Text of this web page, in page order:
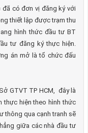
đã có đơn vị đăng ký với
thiết lập được trạm thu
hình thức đầu tư BT
tư đăng ký thực hiện.
án mở là tổ chức đấu
GTVT TP HCM, đây là
thực hiện theo hình thức
thông qua cạnh tranh sẽ
giữa các nhà đầu tư